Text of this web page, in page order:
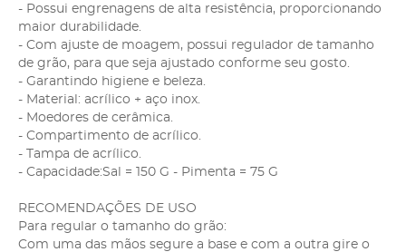
- Possui engrenagens de alta resistência, proporcionando
maior durabilidade.
- Com ajuste de moagem, possui regulador de tamanho
de grão, para que seja ajustado conforme seu gosto.
- Garantindo higiene e beleza.
- Material: acrílico + aço inox.
- Moedores de cerâmica.
- Compartimento de acrílico.
- Tampa de acrílico.
- Capacidade:Sal = 150 G - Pimenta = 75 G
RECOMENDAÇÕES DE USO
Para regular o tamanho do grão:
Com uma das mãos segure a base e com a outra gire o